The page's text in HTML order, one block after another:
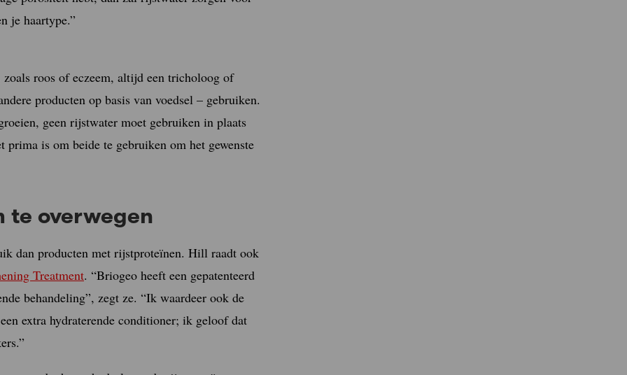
je haartype.”
roos of eczeem, altijd een tricholoog of
producten op basis van voedsel – gebruiken.
geen rijstwater moet gebruiken in plaats
is om beide te gebruiken om het gewenste
te overwegen
dan producten met rijstproteïnen. Hill raadt ook
Treatment. “Briogeo heeft een gepatenteerd
behandeling”, zegt ze. “Ik waardeer ook de
extra hydraterende conditioner; ik geloof dat